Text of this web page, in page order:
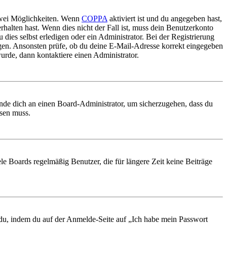
Möglichkeiten. Wenn COPPA aktiviert ist und du angegeben hast,
hast. Wenn dies nicht der Fall ist, muss dein Benutzerkonto
selbst erledigen oder ein Administrator. Bei der Registrierung
Ansonsten prüfe, ob du deine E-Mail-Adresse korrekt eingegeben
dann kontaktiere einen Administrator.
dich an einen Board-Administrator, um sicherzugehen, dass du
muss.
Boards regelmäßig Benutzer, die für längere Zeit keine Beiträge
indem du auf der Anmelde-Seite auf „Ich habe mein Passwort